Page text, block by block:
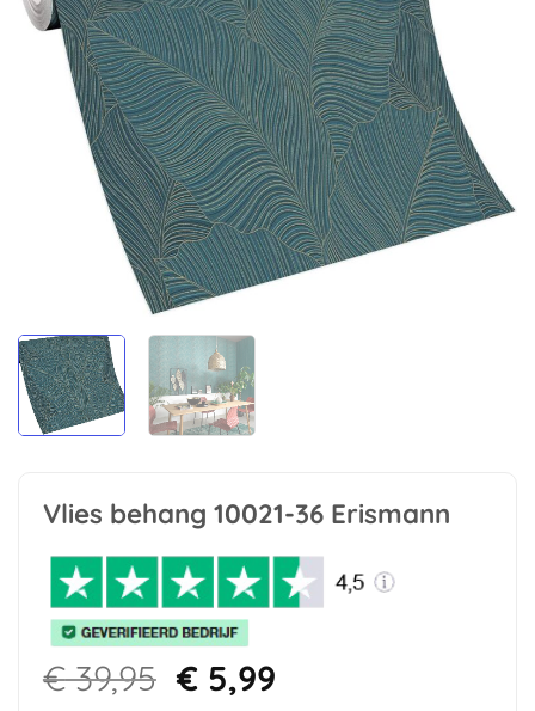
verlanglijst
Vlies behang 10021-36 Erismann
€39,95 Oorspronkelijke
€5,99Huidige